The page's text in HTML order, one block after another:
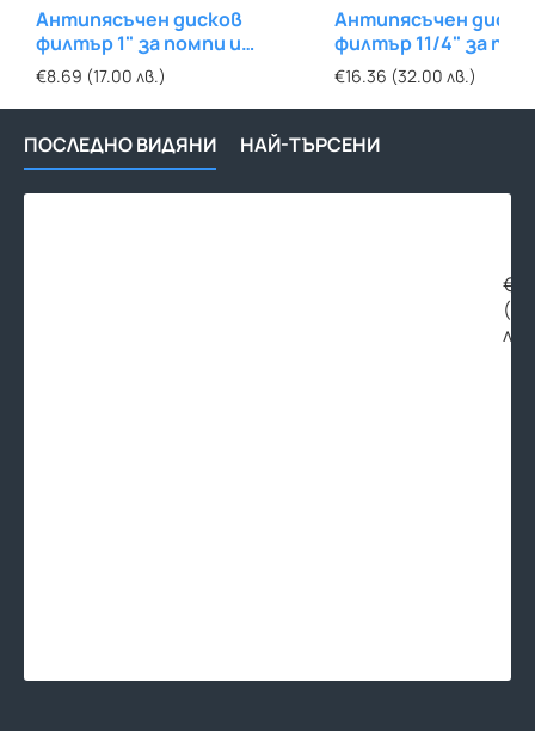
Антипясъчен дисков
филтър 1" за помпи и
напоителни системи
€8.69 (17.00 лв.)
Антипясъчен
филтър 11/4" за
напоителни
€16.36 (32.00 лв.)
ПОСЛЕДНО ВИДЯНИ НАЙ-ТЪРСЕНИ
за
3/4"
лв.)